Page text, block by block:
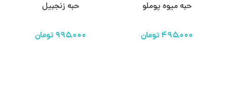
حبه میوه پوملو
تومان
حبه زنجبیل
تومان